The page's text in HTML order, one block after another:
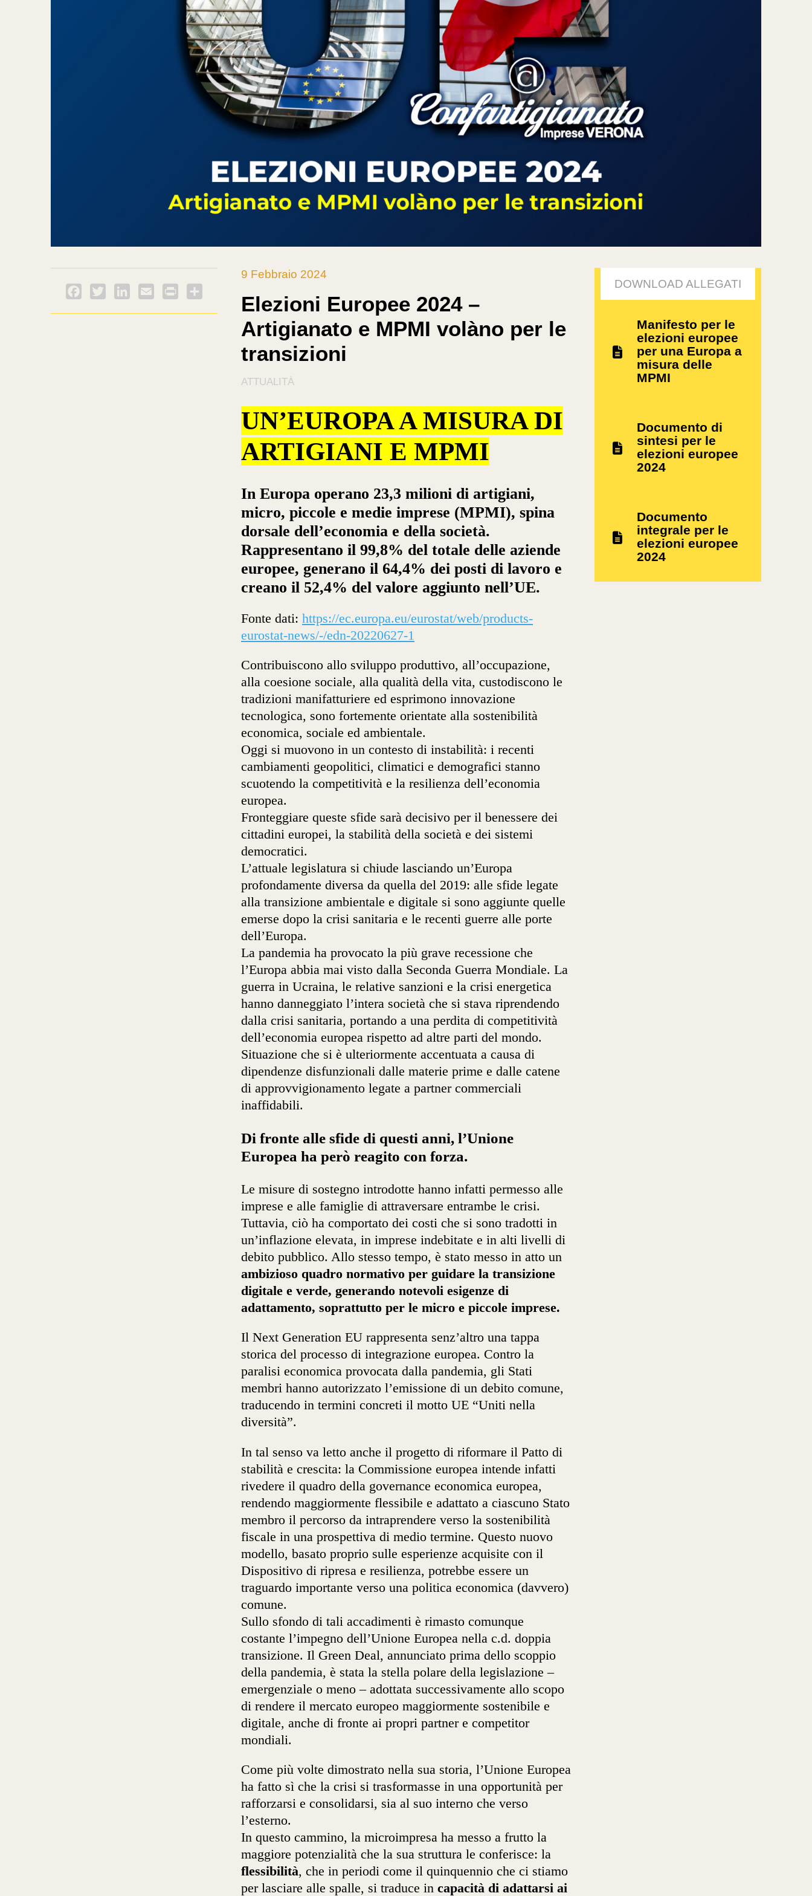
Facebook
Twitter LinkedInEmail PrintFriendly
9 Febbraio 2024
Elezioni Europee 2024 –
Artigianato e MPMI volàno per le
transizioni
ATTUALITÀ
UN’EUROPA A MISURA DI
ARTIGIANI E MPMI
In Europa operano 23,3 milioni di artigiani,
micro, piccole e medie imprese (MPMI), spina
dorsale dell’economia e della società.
Rappresentano il 99,8% del totale delle aziende
europee, generano il 64,4% dei posti di lavoro e
creano il 52,4% del valore aggiunto nell’UE.
Fonte dati: https://ec.europa.eu/eurostat/web/products-
eurostat-news/-/edn-20220627-1
Contribuiscono allo sviluppo produttivo, all’occupazione,
alla coesione sociale, alla qualità della vita, custodiscono le
tradizioni manifatturiere ed esprimono innovazione
tecnologica, sono fortemente orientate alla sostenibilità
economica, sociale ed ambientale.
Oggi si muovono in un contesto di instabilità: i recenti
cambiamenti geopolitici, climatici e demografici stanno
scuotendo la competitività e la resilienza dell’economia
europea.
Fronteggiare queste sfide sarà decisivo per il benessere dei
cittadini europei, la stabilità della società e dei sistemi
democratici.
L’attuale legislatura si chiude lasciando un’Europa
profondamente diversa da quella del 2019: alle sfide legate
alla transizione ambientale e digitale si sono aggiunte quelle
emerse dopo la crisi sanitaria e le recenti guerre alle porte
dell’Europa.
La pandemia ha provocato la più grave recessione che
l’Europa abbia mai visto dalla Seconda Guerra Mondiale. La
guerra in Ucraina, le relative sanzioni e la crisi energetica
hanno danneggiato l’intera società che si stava riprendendo
dalla crisi sanitaria, portando a una perdita di competitività
dell’economia europea rispetto ad altre parti del mondo.
Situazione che si è ulteriormente accentuata a causa di
dipendenze disfunzionali dalle materie prime e dalle catene
di approvvigionamento legate a partner commerciali
inaffidabili.
Di fronte alle sfide di questi anni, l’Unione
Europea ha però reagito con forza.
Le misure di sostegno introdotte hanno infatti permesso alle
imprese e alle famiglie di attraversare entrambe le crisi.
Tuttavia, ciò ha comportato dei costi che si sono tradotti in
un’inflazione elevata, in imprese indebitate e in alti livelli di
debito pubblico. Allo stesso tempo, è stato messo in atto un
ambizioso quadro normativo per guidare la transizione
digitale e verde, generando notevoli esigenze di
adattamento, soprattutto per le micro e piccole imprese.
Il Next Generation EU rappresenta senz’altro una tappa
storica del processo di integrazione europea. Contro la
paralisi economica provocata dalla pandemia, gli Stati
membri hanno autorizzato l’emissione di un debito comune,
traducendo in termini concreti il motto UE “Uniti nella
diversità”.
In tal senso va letto anche il progetto di riformare il Patto di
stabilità e crescita: la Commissione europea intende infatti
rivedere il quadro della governance economica europea,
rendendo maggiormente flessibile e adattato a ciascuno Stato
membro il percorso da intraprendere verso la sostenibilità
fiscale in una prospettiva di medio termine. Questo nuovo
modello, basato proprio sulle esperienze acquisite con il
Dispositivo di ripresa e resilienza, potrebbe essere un
traguardo importante verso una politica economica (davvero)
comune.
Sullo sfondo di tali accadimenti è rimasto comunque
costante l’impegno dell’Unione Europea nella c.d. doppia
transizione. Il Green Deal, annunciato prima dello scoppio
della pandemia, è stata la stella polare della legislazione –
emergenziale o meno – adottata successivamente allo scopo
di rendere il mercato europeo maggiormente sostenibile e
digitale, anche di fronte ai propri partner e competitor
mondiali.
Come più volte dimostrato nella sua storia, l’Unione Europea
ha fatto sì che la crisi si trasformasse in una opportunità per
rafforzarsi e consolidarsi, sia al suo interno che verso
l’esterno.
In questo cammino, la microimpresa ha messo a frutto la
maggiore potenzialità che la sua struttura le conferisce: la
flessibilità, che in periodi come il quinquennio che ci stiamo
per lasciare alle spalle, si traduce in capacità di adattarsi ai
DOWNLOAD ALLEGATI
Manifesto per le
elezioni europee
per una Europa a
misura delle
MPMI
Documento di
sintesi per le
elezioni europee
2024
Documento
integrale per le
elezioni europee
2024